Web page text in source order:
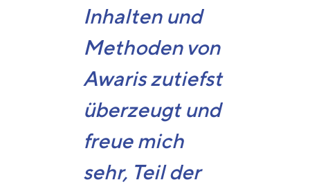
Inhalten und
Methoden von
Awaris zutiefst
überzeugt und
freue mich
sehr, Teil der